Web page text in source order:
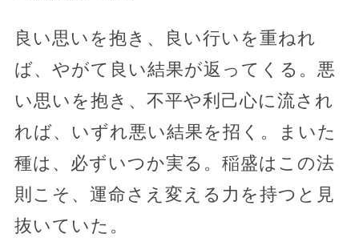
良い思いを抱き、良い行いを重ねれ
ば、やがて良い結果が返ってくる。悪
い思いを抱き、不平や利己心に流され
れば、いずれ悪い結果を招く。まいた
種は、必ずいつか実る。稲盛はこの法
則こそ、運命さえ変える力を持つと見
抜いていた。